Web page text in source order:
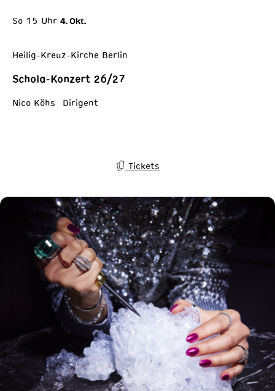
So 15 Uhr 4. Okt.
Heilig-Kreuz-Kirche Berlin
Schola-Konzert 26/27
Nico Köhs Dirigent
Tickets